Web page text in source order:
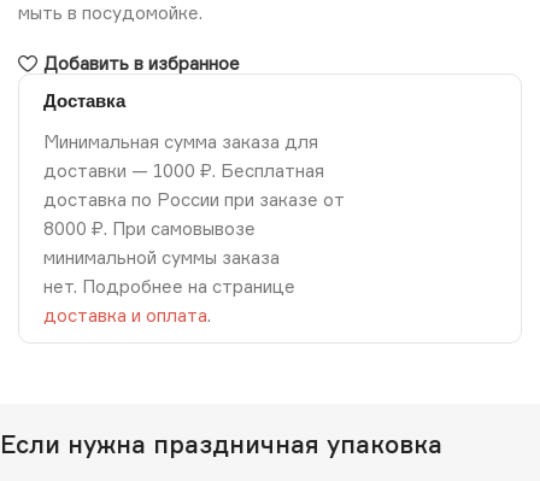
мыть в посудомойке.
Добавить в избранное
Доставка
Минимальная сумма заказа для
доставки — 1000 ₽. Бесплатная
доставка по России при заказе от
8000 ₽. При самовывозе
минимальной суммы заказа
нет. Подробнее на странице
доставка и оплата.
Если нужна праздничная упаковка